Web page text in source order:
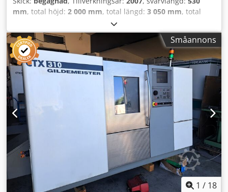
mm, total höjd: 2 000 mm, total längd: 3 050 mm, total
4 500 kg
KIA Modell: SKT 210 SY Typ: CNC-svarv Max. svarvdiameter:
240 mm Z-axelns rörelse: 530 mm Cedpozimayofx Apyerf
Spindelvarvtal: upp till 4 000 varv/min Verktygsväxel: 12
stationer Spåntransportör: Ja Maskinlängd: 3 050 mm
Maskinbredd: 1 800 mm Maskinhöjd: 2 100 mm Vikt: 4 500
kg Observera: Information på denna sida har samlats in
efter bästa förmåga av oss och, så långt möjligt, från
tillverkaren. Uppgifterna ges i god tro men noggrannheten
kan inte garanteras. Därför utgör de ingen garanti eller
kontraktsvillkor. Vi rekommenderar att du kontrollerar alla
viktiga detaljer.
Småannons
1 / 18